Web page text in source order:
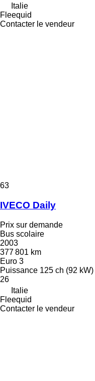
Italie
Fleequid
Contacter le vendeur
63
IVECO Daily
Prix sur demande
Bus scolaire
2003
377 801 km
Euro 3
Puissance 125 ch (92 kW)
26
Italie
Fleequid
Contacter le vendeur